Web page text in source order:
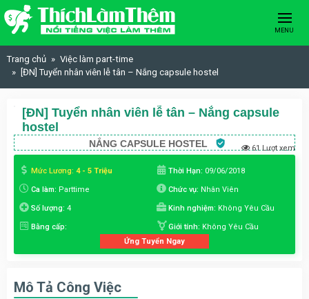
Skip to content
MENU
Trang chủ
Việc làm part-time
[ĐN] Tuyển nhân viên lễ tân – Nắng capsule hostel
[ĐN] Tuyển nhân viên lễ tân – Nắng capsule
hostel
NẮNG CAPSULE HOSTEL 61 Lượt xem
Mức Lương: 4 - 5 Triệu Thời Hạn: 09/06/2018
Ca làm: Parttime Chức vụ: Nhân Viên
Số lượng: 4 Kinh nghiệm: Không Yêu Cầu
Bằng cấp: Giới tính: Không Yêu Cầu
Ứng Tuyển Ngay
Mô Tả Công Việc